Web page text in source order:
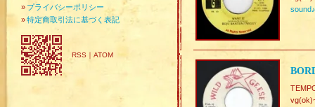
» プライバシーポリシー
»特定商取引法に基づく表記
RSS ｜ ATOM
sound♪